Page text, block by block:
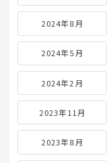
2024年8月
2024年5月
2024年2月
2023年11月
2023年8月